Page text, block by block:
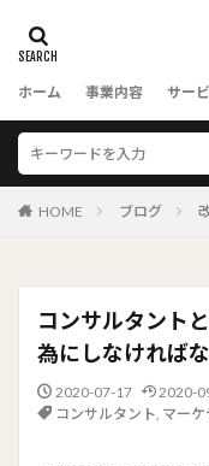
ホーム 事業内容 サー
HOME ブログ
コンサルタント
為にしなければ
2020-07-17 2020-
コンサルタント, マーケ